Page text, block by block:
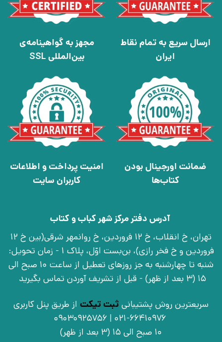
ارسال سریع به تمام نقاط
ایران
مجهز به گواهینامه‌ی
بین‌المللی SSL
ضمانت اورجینال بودن
کتاب‌ها
امنیت پرداخت و اطلاعات
کاربران سایت
آدرس دفتر مرکز شهر کباب و کتاب
تهران، خ انقلاب، خ 12 فروردین، خ روانمهر شرقی(بین خ 12
فروردین و خ فخر رازی)، بن‌بست اوّل، پلاک 1 - زمان تحویل:
شنبه تا چهارشنبه به جز روزهای تعطیل از ساعت 10 صبح الی
15 (3 بعد از ظهر) - قبل از تشریف آوردن تماس بگیرید
سریعترین روش پشتیبانی ثبت تیکت از طریق پنل کاربری
021-66410976 | 09030925756
10 صبح الی 15 (3 بعد از ظهر)